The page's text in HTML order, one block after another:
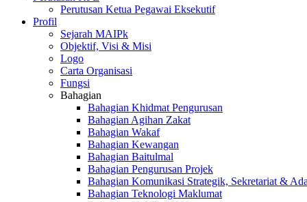
Perutusan Ketua Pegawai Eksekutif
Profil
Sejarah MAIPk
Objektif, Visi & Misi
Logo
Carta Organisasi
Fungsi
Bahagian
Bahagian Khidmat Pengurusan
Bahagian Agihan Zakat
Bahagian Wakaf
Bahagian Kewangan
Bahagian Baitulmal
Bahagian Pengurusan Projek
Bahagian Komunikasi Strategik, Sekretariat &
Bahagian Teknologi Maklumat